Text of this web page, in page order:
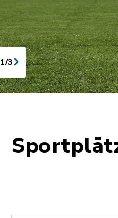
1/3